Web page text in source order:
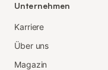
Unternehmen
Karriere
Über uns
Magazin